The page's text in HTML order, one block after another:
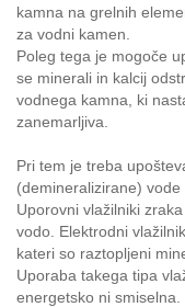
kamna na grelnih
za vodni kamen.
Poleg tega je mogoče
se minerali in kalcij
vodnega kamna, ki
zanemarljiva.
Pri tem je treba
(demineralizirane) vode
Uporovni vlažilniki
vodo. Elektrodni
kateri so raztopljeni
Uporaba takega tipa
energetsko ni smiselna.